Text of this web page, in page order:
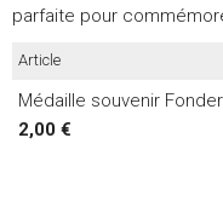
parfaite pour
Article
Médaille souvenir
2,00 €